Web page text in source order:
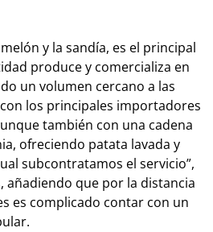
y la sandía, es el principal
produce y comercializa en
un volumen cercano a las
con los principales importadores
también con una cadena
ofreciendo patata lavada y
subcontratamos el servicio”,
añadiendo que por la distancia
es complicado contar con un